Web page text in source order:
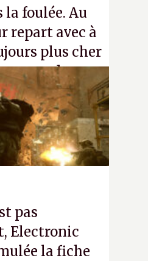
foulée. Au
repart avec à
plus cher
apprendra aux
Newell aussi
pas
Electronic
la fiche